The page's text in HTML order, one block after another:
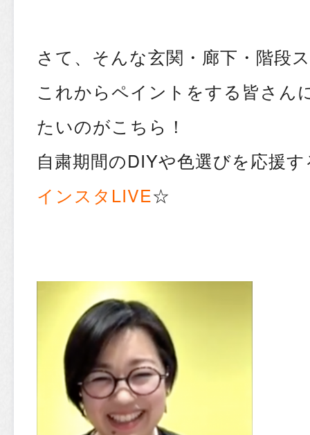
さて、そんな玄関・廊下・階段
これからペイントをする皆さん
たいのがこちら！
自粛期間のDIYや色選びを応援
インスタLIVE☆